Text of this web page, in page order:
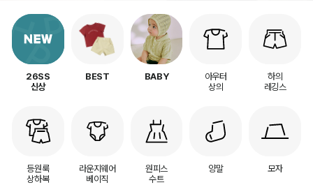
26SS
신상
BEST BABY
아우터
상의
하의
레깅스
등원룩
상하복
라운지웨어
베이직
원피스
수트
양말 모자